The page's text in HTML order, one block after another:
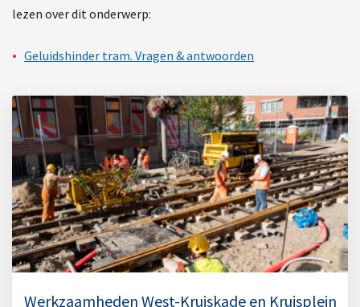
lezen over dit onderwerp:
Geluidshinder tram. Vragen & antwoorden
Werkzaamheden West-Kruiskade en Kruisplein